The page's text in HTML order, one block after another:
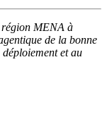
région MENA à
de la bonne
et au